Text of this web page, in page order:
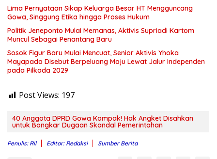
Lima Pernyataan Sikap Keluarga Besar HT Mengguncang
Gowa, Singgung Etika hingga Proses Hukum
Politik Jeneponto Mulai Memanas, Aktivis Supriadi Kartom
Muncul Sebagai Penantang Baru
Sosok Figur Baru Mulai Mencuat, Senior Aktivis Yhoka
Mayapada Disebut Berpeluang Maju Lewat Jalur Independen
pada Pilkada 2029
Post Views: 197
40 Anggota DPRD Gowa Kompak! Hak Angket Disahkan
untuk Bongkar Dugaan Skandal Pemerintahan
Penulis: Ril Editor: Redaksi Sumber Berita